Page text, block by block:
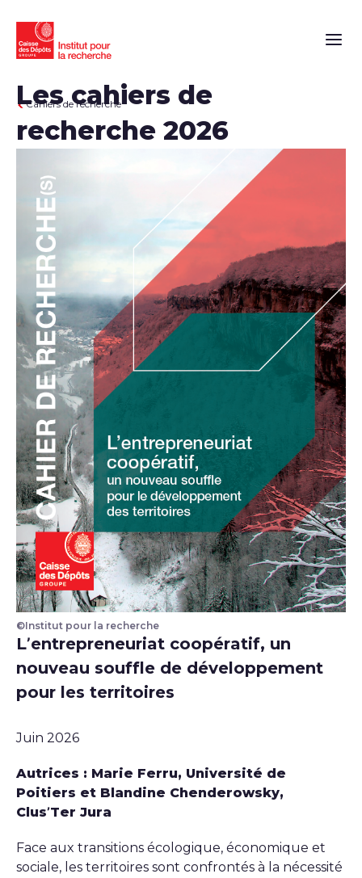
Cahiers de recherche
Les cahiers de
recherche 2026
Couverture du cahier de recherche sur
©Institut pour la recherche
L’entrepreneuriat coopératif, un
nouveau souffle de développement
pour les territoires
Juin 2026
Autrices : Marie Ferru, Université de
Poitiers et Blandine Chenderowsky,
Clus’Ter Jura
Face aux transitions écologique, économique et
sociale, les territoires sont confrontés à la nécessité